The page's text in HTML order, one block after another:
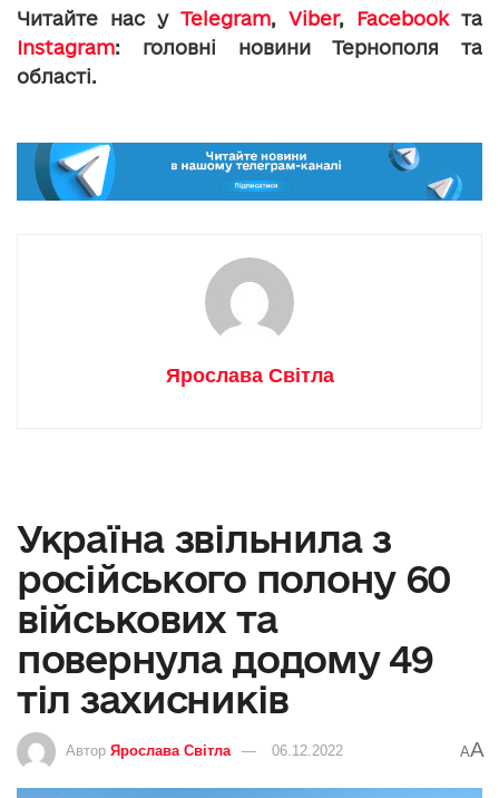
Читайте нас у Telegram, Viber, Facebookта
Instagram: головні новини Тернополя та
області.
Ярослава Світла
Україна звільнила з
російського полону 60
військових та
повернула додому 49
тіл захисників
Автор Ярослава Світла 06.12.2022 AA